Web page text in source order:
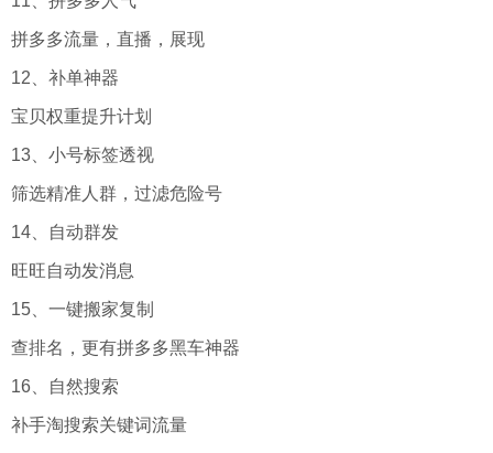
拼多多流量，直播，展现
12、补单神器
宝贝权重提升计划
13、小号标签透视
筛选精准人群，过滤危险号
14、自动群发
旺旺自动发消息
15、一键搬家复制
查排名，更有拼多多黑车神器
16、自然搜索
补手淘搜索关键词流量